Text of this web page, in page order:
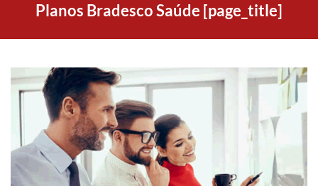
Planos Bradesco Saúde [page_title]